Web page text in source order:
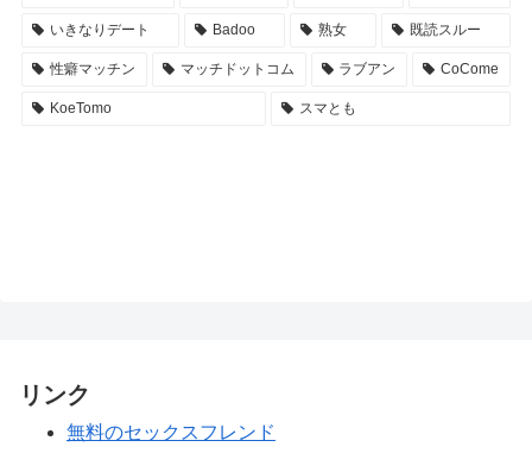
いきなりデート Badoo 熟女 既読スルー
性癖マッチン マッチドットコム ラブアン CoCome
KoeTomo スマとも
リンク
無料のセックスフレンド